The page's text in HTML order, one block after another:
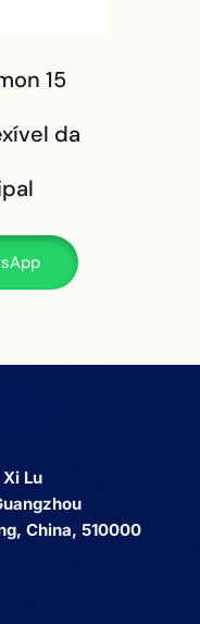
15
da
Lu
China, 510000